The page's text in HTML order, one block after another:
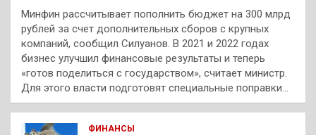
Минфин рассчитывает пополнить бюджет на 300 млрд
рублей за счет дополнительных сборов с крупных
компаний, сообщил Силуанов. В 2021 и 2022 годах
бизнес улучшил финансовые результаты и теперь
«готов поделиться с государством», считает министр.
Для этого власти подготовят специальные поправки…
ФИНАНСЫ